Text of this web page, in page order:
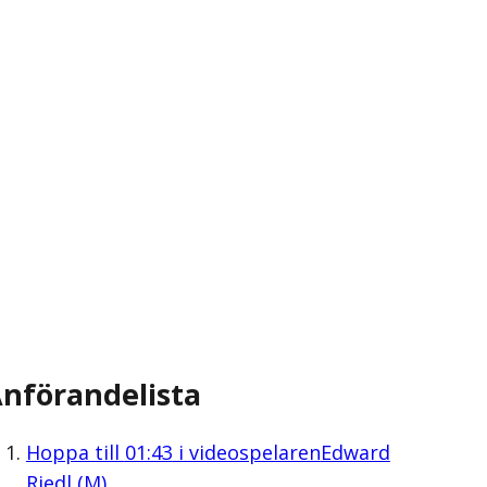
Hoppa till 01:43 i videospelarenEdward